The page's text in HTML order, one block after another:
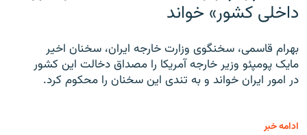
داخلی کشور» خواند
بهرام قاسمی، سخنگوی وزارت خارجه ایران، سخنان اخیر
مایک پومپئو وزیر خارجه آمریکا را مصداق دخالت این کشور
در امور ایران خواند و به تندی این سخنان را محکوم کرد.
ادامه خبر